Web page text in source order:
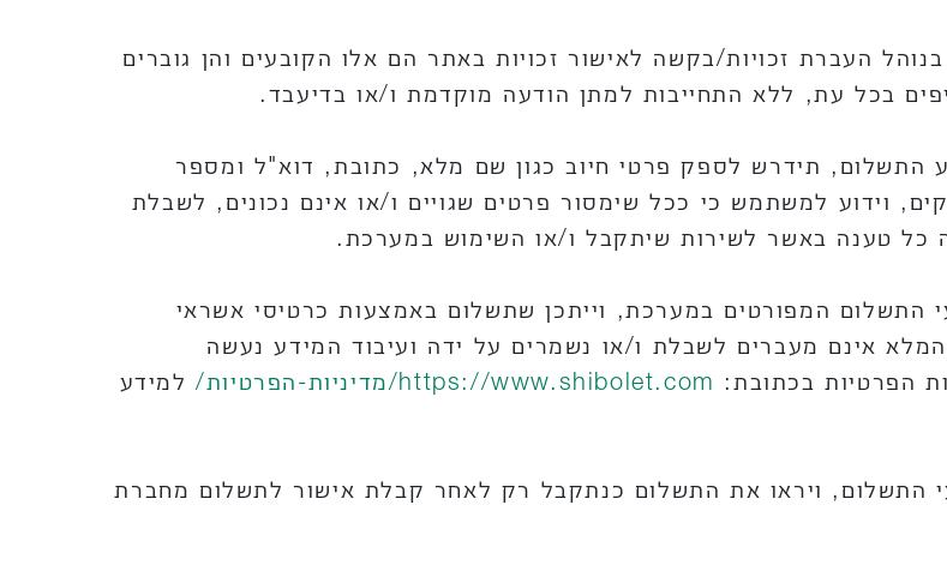
העברת זכויות/בקשה לאישור זכויות באתר הם אלו הקובעים והן גוברים
בכל עת, ללא התחייבות למתן הודעה מוקדמת ו/או בדיעבד.
התשלום, תידרש לספק פרטי חיוב כגון שם מלא, כתובת, דוא"ל ומספר
וידוע למשתמש כי ככל שימסור פרטים שגויים ו/או אינם נכונים, לשבלת
טענה באשר לשירות שיתקבל ו/או השימוש במערכת.
התשלום המפורטים במערכת, וייתכן שתשלום באמצעות כרטיסי אשראי
אינם מעברים לשבלת ו/או נשמרים על ידה ועיבוד המידע נעשה
הפרטיות בכתובת:
https://www.shibolet.com/ מדיניות-הפרטיות/למידע
ויראו את התשלום כנתקבל רק לאחר קבלת אישור לתשלום מחברת